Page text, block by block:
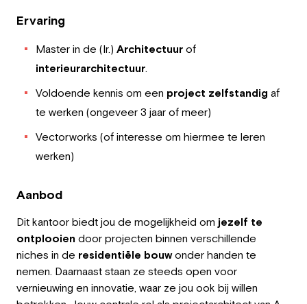
Ervaring
Master in de (Ir.) Architectuur of
interieurarchitectuur.
Voldoende kennis om een project zelfstandig af
te werken (ongeveer 3 jaar of meer)
Vectorworks (of interesse om hiermee te leren
werken)
Aanbod
Dit kantoor biedt jou de mogelijkheid om jezelf te
ontplooien door projecten binnen verschillende
niches in de residentiële bouwonder handen te
nemen. Daarnaast staan ze steeds open voor
vernieuwing en innovatie, waar ze jou ook bij willen